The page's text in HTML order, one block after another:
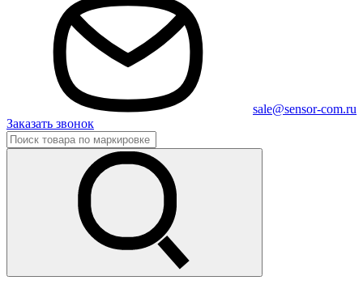
sale@sensor-com.ru
Заказать звонок